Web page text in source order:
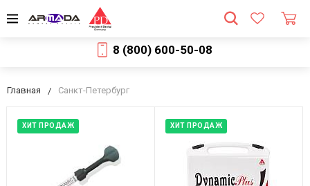
8 (800) 600-50-08
Главная Санкт-Петербург
ХИТ ПРОДАЖ ХИТ ПРОДАЖ